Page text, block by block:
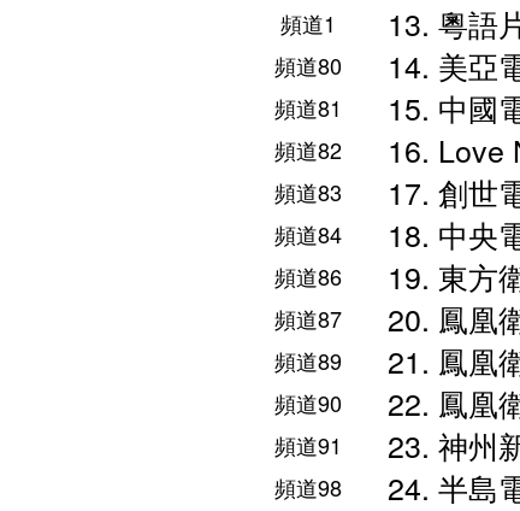
頻道1
頻道80
頻道81
頻道82
頻道83
頻道84
頻道86
頻道87
頻道89
頻道90
頻道91
頻道98
13. 粵語
14. 美亞
15. 中國
16. Love
17. 創世
18. 中央
19. 東方
20. 鳳凰
21. 鳳凰
22. 鳳凰
23. 神州
24. 半島